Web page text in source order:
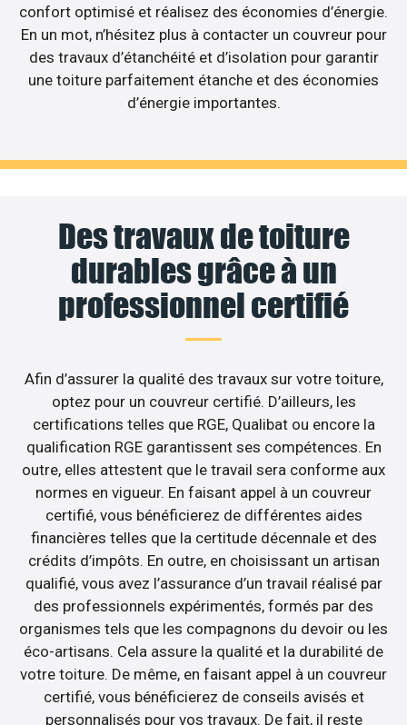
confort optimisé et réalisez des économies d’énergie.
En un mot, n’hésitez plus à contacter un couvreur pour
des travaux d’étanchéité et d’isolation pour garantir
une toiture parfaitement étanche et des économies
d’énergie importantes.
Des travaux de toiture
durables grâce à un
professionnel certifié
Afin d’assurer la qualité des travaux sur votre toiture,
optez pour un couvreur certifié. D’ailleurs, les
certifications telles que RGE, Qualibat ou encore la
qualification RGE garantissent ses compétences. En
outre, elles attestent que le travail sera conforme aux
normes en vigueur. En faisant appel à un couvreur
certifié, vous bénéficierez de différentes aides
financières telles que la certitude décennale et des
crédits d’impôts. En outre, en choisissant un artisan
qualifié, vous avez l’assurance d’un travail réalisé par
des professionnels expérimentés, formés par des
organismes tels que les compagnons du devoir ou les
éco-artisans. Cela assure la qualité et la durabilité de
votre toiture. De même, en faisant appel à un couvreur
certifié, vous bénéficierez de conseils avisés et
personnalisés pour vos travaux. De fait, il reste